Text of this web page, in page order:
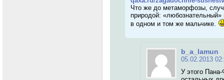
Что же до метаморфозы,
природой:
в одном и том же мальчике.
b_a_lamun
05.02.2013
У этого